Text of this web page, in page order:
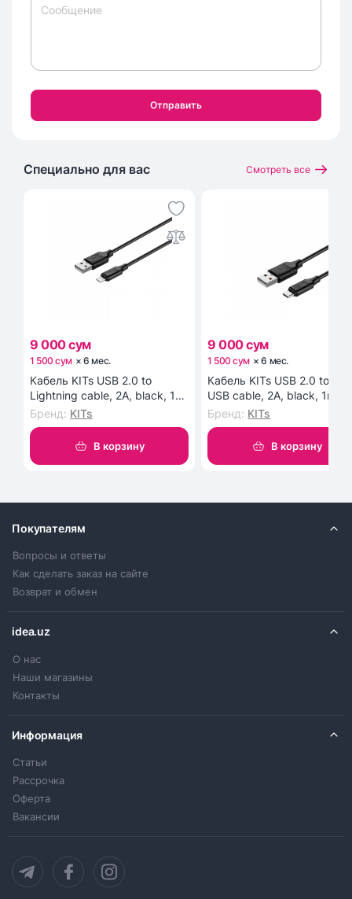
Сообщение
Отправить
Специально для вас Смотреть все
9 000 сум
1 500 сум × 6 мес.
Кабель KITs USB 2.0 to
Lightning cable, 2A, black, 1m
(KITS-W-003)
Бренд: KITs
В корзину
9 000 сум
1 500 сум ×6 мес.
Кабель KITs USB 2.0 to
USB cable, 2A, black, 1m
(KITS-W-002)
Бренд: KITs
В корзину
Покупателям
Вопросы и ответы
Как сделать заказ на сайте
Возврат и обмен
idea.uz
О нас
Наши магазины
Контакты
Информация
Статьи
Рассрочка
Оферта
Вакансии